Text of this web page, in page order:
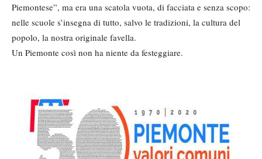
Piemontese”, ma era una scatola vuota, di facciata e senza scopo:
nelle scuole s’insegna di tutto, salvo le tradizioni, la cultura del
popolo, la nostra originale favella.
Un Piemonte così non ha niente da festeggiare.